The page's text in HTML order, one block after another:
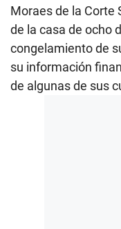
Moraes de la Corte
de la casa de ocho
congelamiento de
su información
de algunas de sus